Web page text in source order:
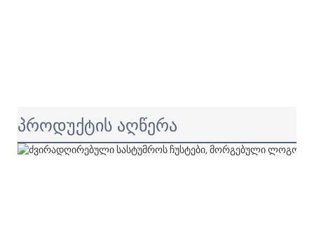
პროდუქტის აღწერა